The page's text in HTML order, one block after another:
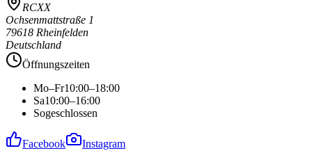
RCXX
Ochsenmattstraße 1
79618 Rheinfelden
Deutschland
Öffnungszeiten
Mo–Fr10:00–18:00
Sa10:00–16:00
Sogeschlossen
Facebook Instagram